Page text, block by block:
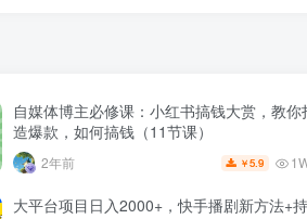
自媒体博主必修课：小红书搞钱大赏，教你
造爆款，如何搞钱（11节课）
2年前 ￥5.9
大平台项目日入2000+，快手播剧新方法+持